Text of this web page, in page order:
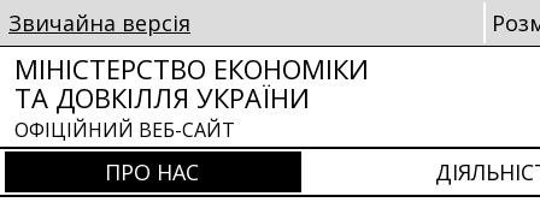
Звичайна версія
МІНІСТЕРСТВО ЕКОНОМІКИ
ТА ДОВКІЛЛЯ УКРАЇНИ
ОФІЦІЙНИЙ ВЕБ-САЙТ
ПРО НАС